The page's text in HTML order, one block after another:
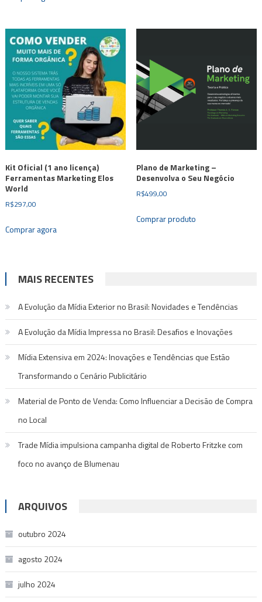
Kit Oficial (1 ano licença)
Ferramentas Marketing Elos
World
R$297,00
Comprar agora
Plano de Marketing –
Desenvolva o Seu Negócio
R$499,00
Comprar produto
MAIS RECENTES
A Evolução da Mídia Exterior no Brasil: Novidades e Tendências
A Evolução da Mídia Impressa no Brasil: Desafios e Inovações
Mídia Extensiva em 2024: Inovações e Tendências que Estão
Transformando o Cenário Publicitário
Material de Ponto de Venda: Como Influenciar a Decisão de Compra
no Local
Trade Mídia impulsiona campanha digital de Roberto Fritzke com
foco no avanço de Blumenau
ARQUIVOS
outubro 2024
agosto 2024
julho 2024